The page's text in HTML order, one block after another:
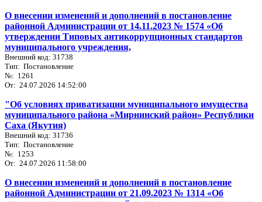
О внесении изменений и дополнений в постановление
районной Администрации от 14.11.2023 № 1574 «Об
утверждении Типовых антикоррупционных стандартов
муниципального учреждения,
Внешний код: 31738
Тип: Постановление
№: 1261
От: 24.07.2026 14:52:00
"Об условиях приватизации муниципального имущества
муниципального района «Мирнинский район» Республики
Саха (Якутия)
Внешний код: 31736
Тип: Постановление
№: 1253
От: 24.07.2026 11:58:00
О внесении изменений и дополнений в постановление
районной Администрации от 21.09.2023 № 1314 «Об